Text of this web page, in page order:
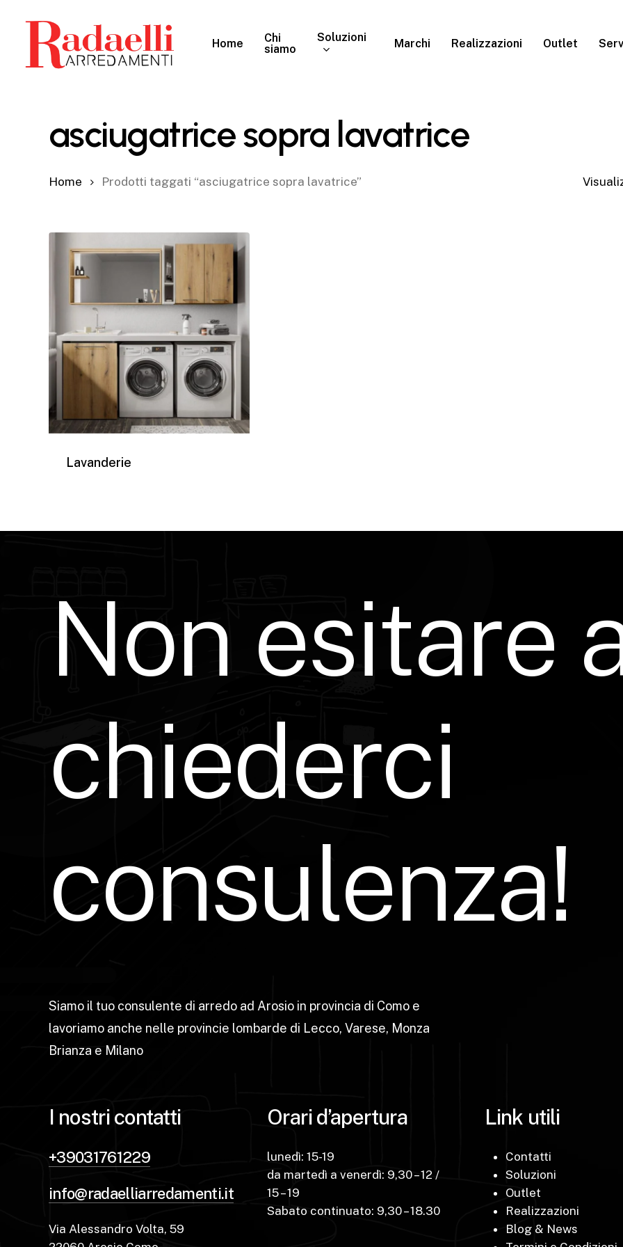
content
Home
Chi
siamo
Soluzioni Marchi Realizzazioni Outlet
asciugatrice sopra lavatrice
Home Prodotti taggati “asciugatrice sopra lavatrice”
Lavanderie
Non esitare
chiederci
consulenza!
Siamo il tuo consulente di arredo ad Arosio in provincia di Como e
lavoriamo anche nelle provincie lombarde di Lecco, Varese, Monza
Brianza e Milano
I nostri contatti
+39031761229
info@radaelliarredamenti.it
Via Alessandro Volta, 59
Orari d’apertura
lunedì: 15-19
da martedì a venerdì: 9,30 – 12 /
15 – 19
Sabato continuato: 9,30 – 18.30
Link utili
Contatti
Soluzioni
Outlet
Realizzazioni
Blog & News